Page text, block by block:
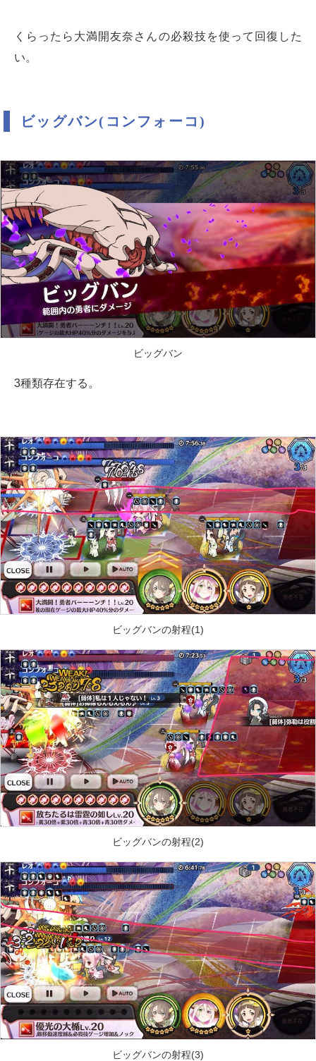
くらったら大満開友奈さんの必殺技を使って回復した
い。
ビッグバン(コンフォーコ)
ビッグバン
3種類存在する。
ビッグバンの射程(1)
ビッグバンの射程(2)
ビッグバンの射程(3)